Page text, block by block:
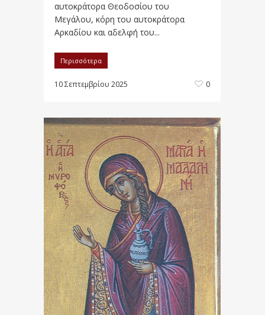
αυτοκράτορα Θεοδοσίου του
Μεγάλου, κόρη του αυτοκράτορα
Αρκαδίου και αδελφή του...
Περισσότερα
10 Σεπτεμβρίου 2025 0